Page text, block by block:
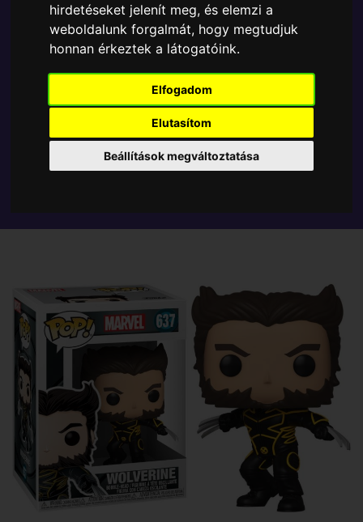
hirdetéseket jelenít meg, és elemzi a
weboldalunk forgalmát, hogy megtudjuk
honnan érkeztek a látogatóink.
Elfogadom
Elutasítom
Beállítások megváltoztatása
MÁSOK MIT VESZNEK
Tetszik? Osszd meg másokkal!